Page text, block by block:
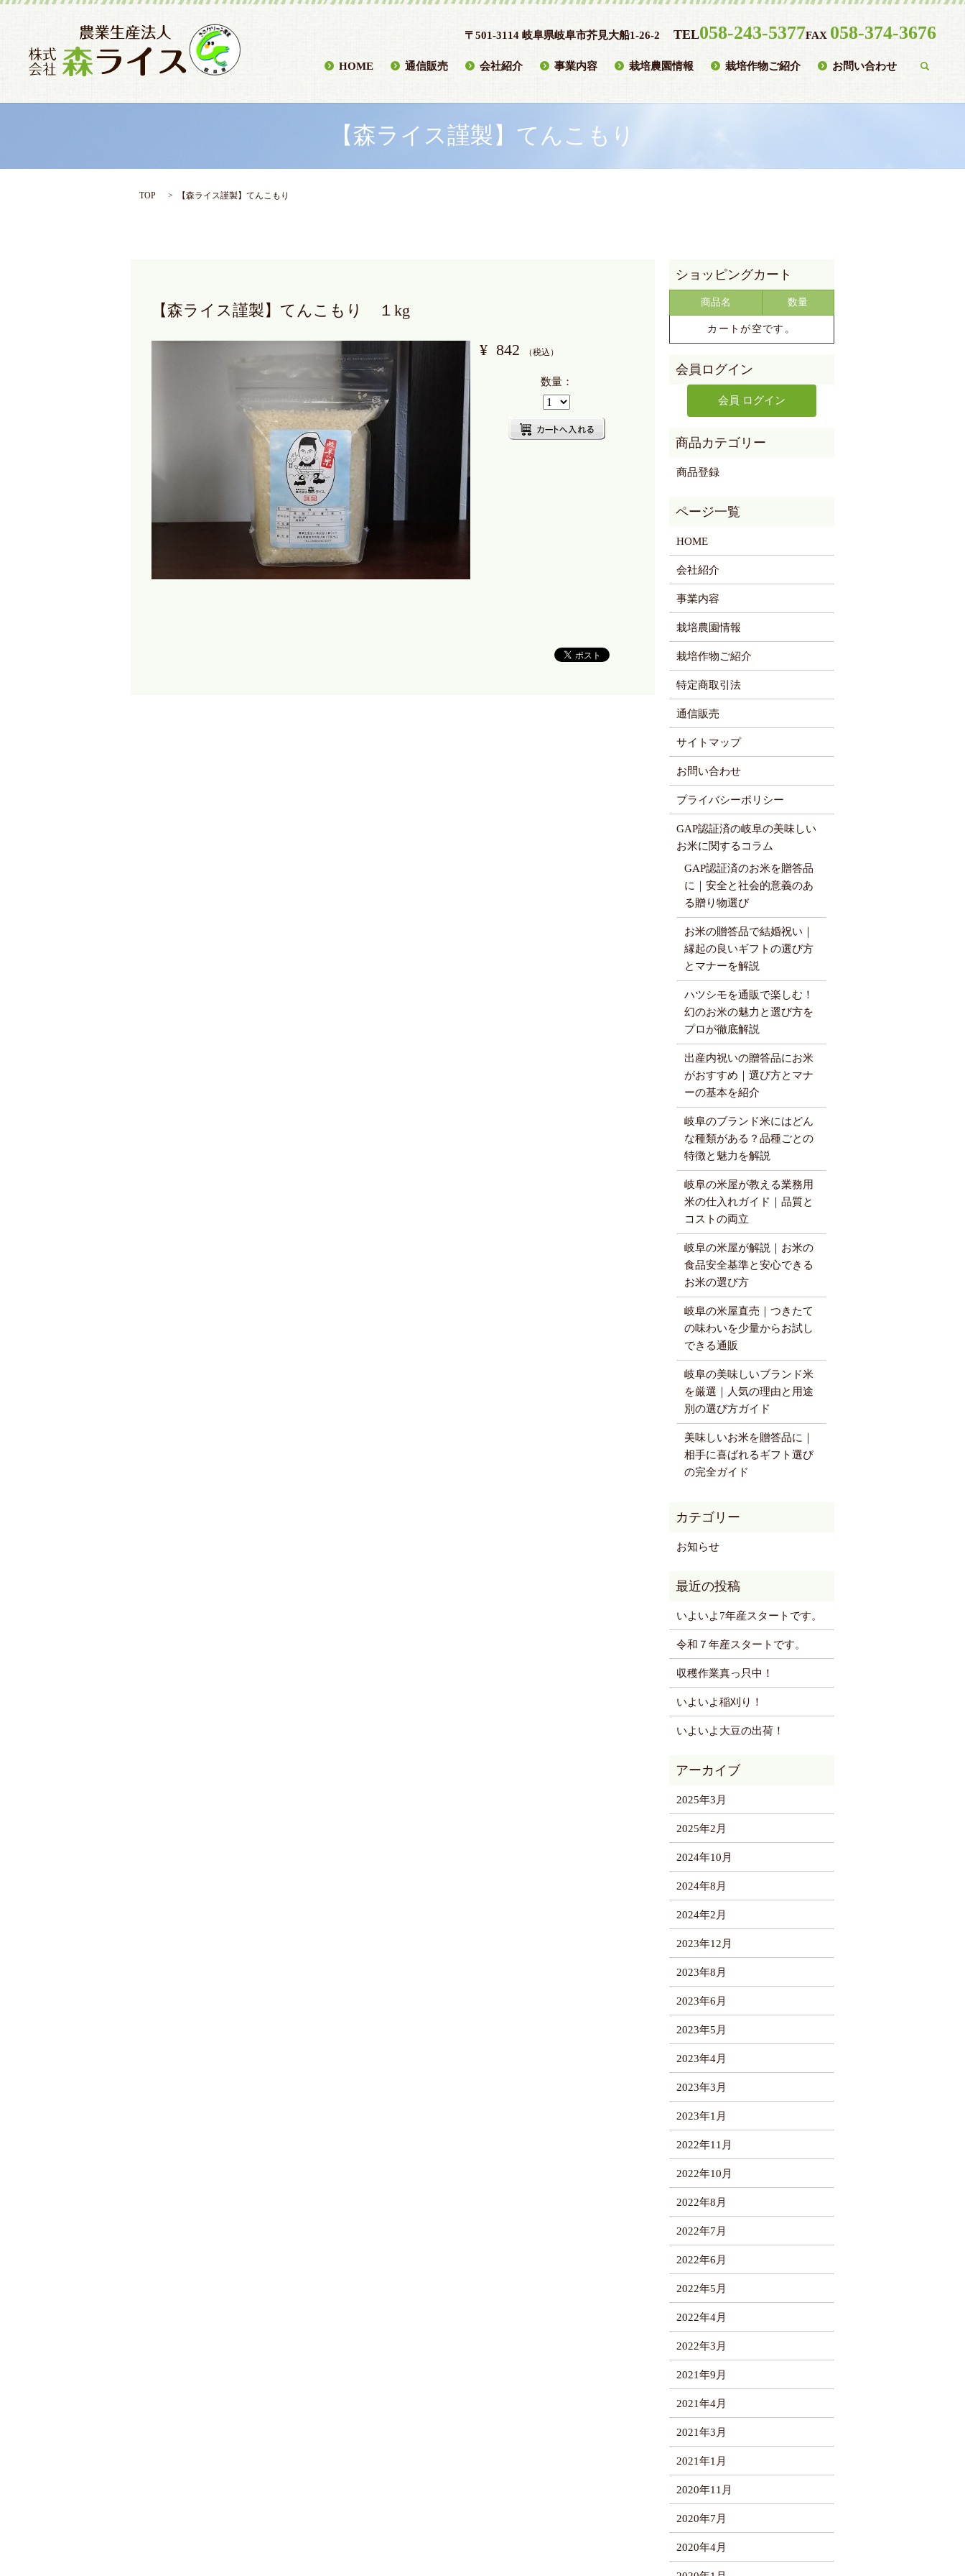
〒501-3114 岐阜県岐阜市芥見大船1-26-2 TEL058-243-5377FAX 058-374-3676
HOME 通信販売 会社紹介 事業内容 栽培農園情報 栽培作物ご紹介 お問い合わせ
【森ライス謹製】てんこもり
TOP 【森ライス謹製】てんこもり
【森ライス謹製】てんこもり １kg
¥ 842 （税込）
数量：
商品名 数量
カートが空です。
商品登録
HOME
会社紹介
事業内容
栽培農園情報
栽培作物ご紹介
特定商取引法
通信販売
サイトマップ
お問い合わせ
プライバシーポリシー
GAP認証済の岐阜の美味しい
お米に関するコラム
GAP認証済のお米を贈答品
に｜安全と社会的意義のあ
る贈り物選び
お米の贈答品で結婚祝い｜
縁起の良いギフトの選び方
とマナーを解説
ハツシモを通販で楽しむ！
幻のお米の魅力と選び方を
プロが徹底解説
出産内祝いの贈答品にお米
がおすすめ｜選び方とマナ
ーの基本を紹介
岐阜のブランド米にはどん
な種類がある？品種ごとの
特徴と魅力を解説
岐阜の米屋が教える業務用
米の仕入れガイド｜品質と
コストの両立
岐阜の米屋が解説｜お米の
食品安全基準と安心できる
お米の選び方
岐阜の米屋直売｜つきたて
の味わいを少量からお試し
できる通販
岐阜の美味しいブランド米
を厳選｜人気の理由と用途
別の選び方ガイド
美味しいお米を贈答品に｜
相手に喜ばれるギフト選び
の完全ガイド
お知らせ
いよいよ7年産スタートです。
令和７年産スタートです。
収穫作業真っ只中！
いよいよ稲刈り！
いよいよ大豆の出荷！
2025年3月
2025年2月
2024年10月
2024年8月
2024年2月
2023年12月
2023年8月
2023年6月
2023年5月
2023年4月
2023年3月
2023年1月
2022年11月
2022年10月
2022年8月
2022年7月
2022年6月
2022年5月
2022年4月
2022年3月
2021年9月
2021年4月
2021年3月
2021年1月
2020年11月
2020年7月
2020年4月